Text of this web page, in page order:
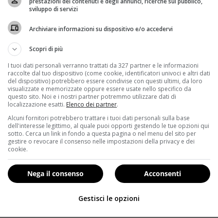
negli Stati Uniti. Oltre al rischio di microcefalia per i feti,
: la campagna preventiva portata avanti dal
popolazione di tutto il mondo.
La prima vittima
a Repubblica Dominicana e Isole Vergini. Questo
piuttosto preoccupante:il virus non colpisce
di arrivate ad un vaccino in tempi così brevi:
. La Zika si è manifestata solamente da un anno
molto lunga. Di positivo, se così si può dire, c’è il
però, è che l’arrivo della bella stagione potrebbe
sviluppo di servizi
Archiviare informazioni su dispositivo e/o accedervi
Scopri di più
I tuoi dati personali verranno trattati da 327 partner e le informazioni
raccolte dal tuo dispositivo (come cookie, identificatori univoci e altri dati
del dispositivo) potrebbero essere condivise con questi ultimi, da loro
visualizzate e memorizzate oppure essere usate nello specifico da
questo sito. Noi e i nostri partner potremmo utilizzare dati di
localizzazione esatti. Elenco dei partner.
Alcuni fornitori potrebbero trattare i tuoi dati personali sulla base
dell'interesse legittimo, al quale puoi opporti gestendo le tue opzioni qui
sotto. Cerca un link in fondo a questa pagina o nel menu del sito per
gestire o revocare il consenso nelle impostazioni della privacy e dei
cookie.
Acconsenti
Nega il consenso
Gestisci le opzioni